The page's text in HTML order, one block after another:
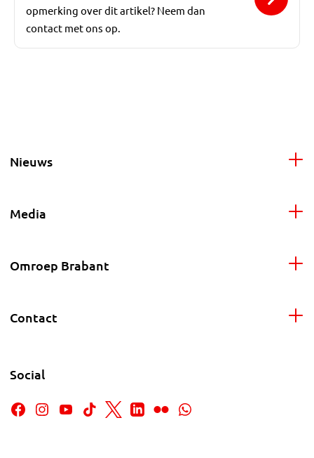
opmerking over dit artikel? Neem dan
contact met ons op.
Nieuws
Media
Omroep Brabant
Contact
Social